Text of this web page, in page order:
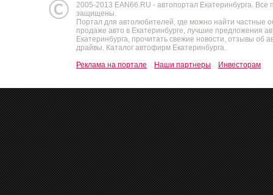
2005-2013 EAN66.RU - автопортал Екатеринбурга. Все
защищены.
Портал для автолюбителей, где можно найти частные
продаже авто в Екатеринбурге, лучшие предложения
Екатеринбурга, прочитать свежие новости, отзывы об
драйвы. Каталог автофирм Екатеринбурга.
Реклама на портале
Наши партнеры Инвесторам